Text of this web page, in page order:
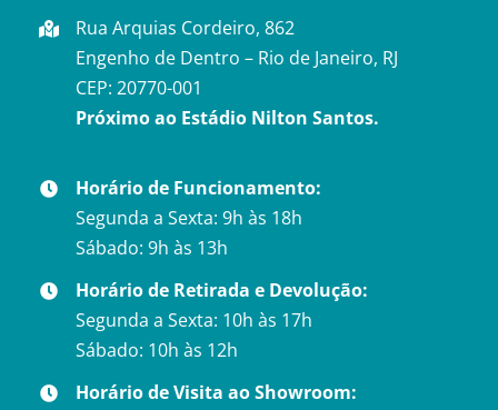
Rua Arquias Cordeiro, 862
Engenho de Dentro – Rio de Janeiro, RJ
CEP: 20770-001
Próximo ao Estádio Nilton Santos.
Horário de Funcionamento:
Segunda a Sexta: 9h às 18h
Sábado: 9h às 13h
Horário de Retirada e Devolução:
Segunda a Sexta: 10h às 17h
Sábado: 10h às 12h
Horário de Visita ao Showroom: